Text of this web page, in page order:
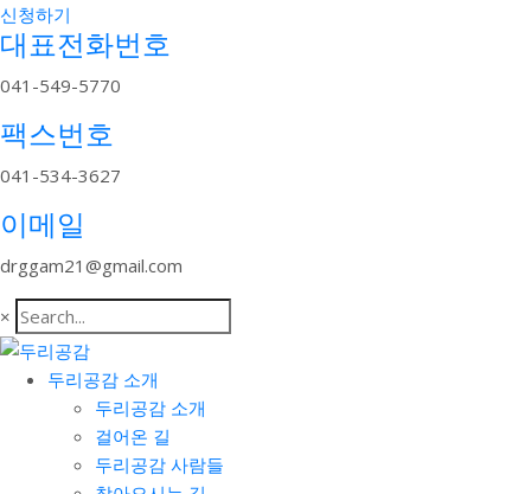
신청하기
대표전화번호
041-549-5770
팩스번호
041-534-3627
이메일
drggam21@gmail.com
×
두리공감 소개
두리공감 소개
걸어온 길
두리공감 사람들